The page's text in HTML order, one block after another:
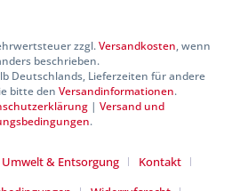
zzgl.Versandkosten, wenn
beschrieben.
Deutschlands, Lieferzeiten für andere
bitte den Versandinformationen.
| Versand und
.
Umwelt & Entsorgung
Kontakt